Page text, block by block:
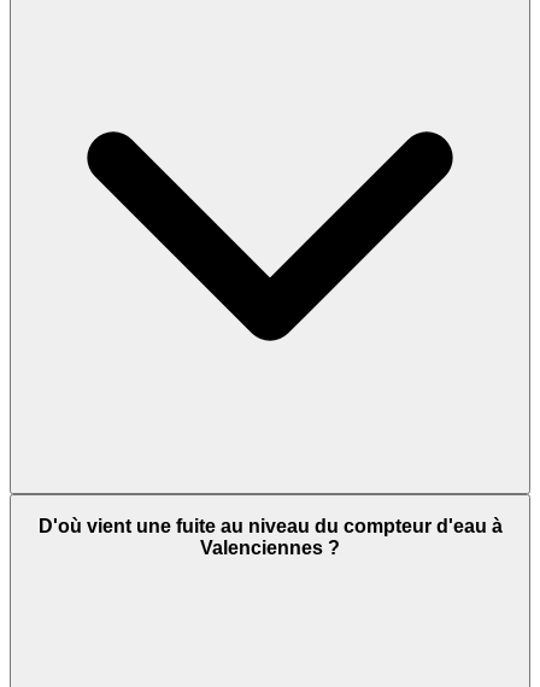
D'où vient une fuite au niveau du compteur d'eau à
Valenciennes ?